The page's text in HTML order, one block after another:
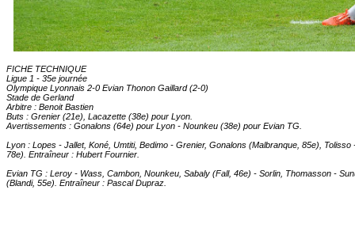
FICHE TECHNIQUE
Ligue 1 - 35e journée
Olympique Lyonnais 2-0 Evian Thonon Gaillard (2-0)
Stade de Gerland
Arbitre : Benoit Bastien
Buts : Grenier (21e), Lacazette (38e) pour Lyon.
Avertissements : Gonalons (64e) pour Lyon - Nounkeu (38e) pour Evian TG.
Lyon : Lopes - Jallet, Koné, Umtiti, Bedimo - Grenier, Gonalons (Malbranque, 85e),
78e). Entraîneur : Hubert Fournier.
Evian TG : Leroy - Wass, Cambon, Nounkeu, Sabaly (Fall, 46e) - Sorlin, Thomasson -
(Blandi, 55e). Entraîneur : Pascal Dupraz.